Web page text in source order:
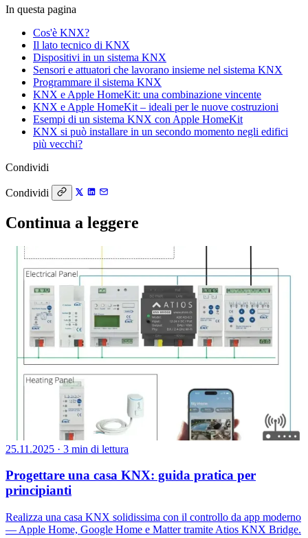
In questa pagina
Cos'è KNX?
Il lato tecnico di KNX
Dispositivi in un sistema KNX
Sensori e attuatori che lavorano insieme nel sistema KNX
Programmare il sistema KNX
KNX e Apple HomeKit: una combinazione vincente
KNX e Apple HomeKit – ideali per le nuove costruzioni
Esempi di un sistema KNX con Apple HomeKit
KNX si può installare in un secondo momento negli edifici
più vecchi?
Condividi
Condividi
Continua a leggere
25.11.2025 · 3 min di lettura
Progettare una casa KNX: guida pratica per
principianti
Realizza una casa KNX solidissima con il controllo da app moderno
— Apple Home, Google Home e Matter tramite Atios KNX Bridge.